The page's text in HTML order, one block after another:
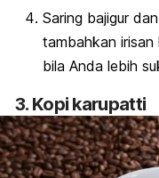
Saring bajigur
tambahkan
bila Anda lebih
3. Kopi karupatti